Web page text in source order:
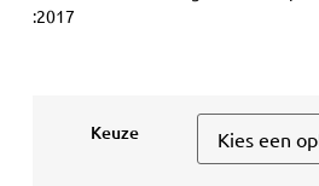
:2017
Keuze